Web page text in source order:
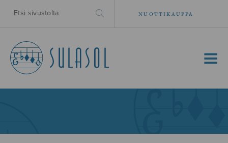
NUOTTIKAUPPA
MENU